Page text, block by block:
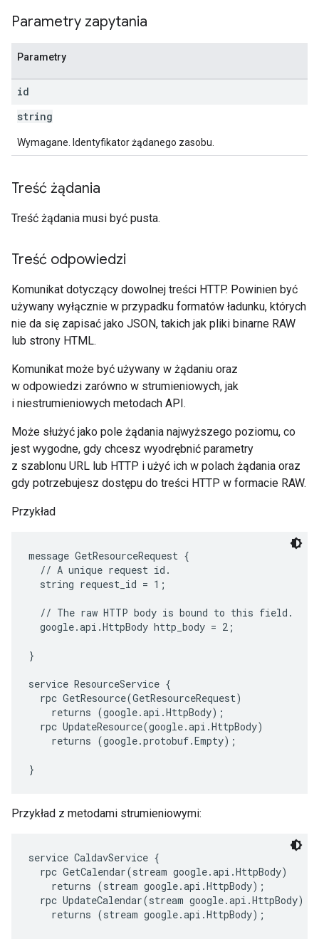
Parametry zapytania
Parametry
id
string
Wymagane. Identyfikator żądanego zasobu.
Treść żądania
Treść żądania musi być pusta.
Treść odpowiedzi
Komunikat dotyczący dowolnej treści HTTP. Powinien być
używany wyłącznie w przypadku formatów ładunku, których
nie da się zapisać jako JSON, takich jak pliki binarne RAW
lub strony HTML.
Komunikat może być używany w żądaniu oraz
w odpowiedzi zarówno w strumieniowych, jak
i niestrumieniowych metodach API.
Może służyć jako pole żądania najwyższego poziomu, co
jest wygodne, gdy chcesz wyodrębnić parametry
z szablonu URL lub HTTP i użyć ich w polach żądania oraz
gdy potrzebujesz dostępu do treści HTTP w formacie RAW.
Przykład
message GetResourceRequest {
  // A unique request id.
  string request_id = 1;
  // The raw HTTP body is bound to this field.
  google.api.HttpBody http_body = 2;
}
service ResourceService {
  rpc GetResource(GetResourceRequest)
    returns (google.api.HttpBody);
  rpc UpdateResource(google.api.HttpBody)
    returns (google.protobuf.Empty);
Przykład z metodami strumieniowymi:
service CaldavService {
  rpc GetCalendar(stream google.api.HttpBody)
    returns (stream google.api.HttpBody);
  rpc UpdateCalendar(stream google.api.HttpBody)
    returns (stream google.api.HttpBody);